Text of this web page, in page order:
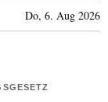
Do, 6. Aug 2026